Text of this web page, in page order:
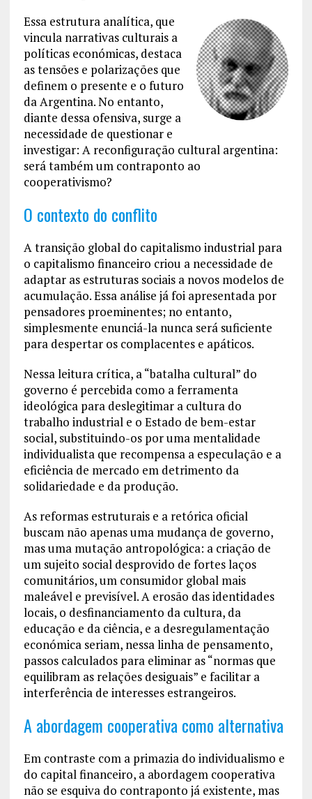
Essa estrutura analítica, que
vincula narrativas culturais a
políticas económicas, destaca
as tensões e polarizações que
definem o presente e o futuro
da Argentina. No entanto,
diante dessa ofensiva, surge a
necessidade de questionar e
investigar: A reconfiguração cultural argentina:
será também um contraponto ao
cooperativismo?
O contexto do conflito
A transição global do capitalismo industrial para
o capitalismo financeiro criou a necessidade de
adaptar as estruturas sociais a novos modelos de
acumulação. Essa análise já foi apresentada por
pensadores proeminentes; no entanto,
simplesmente enunciá-la nunca será suficiente
para despertar os complacentes e apáticos.
Nessa leitura crítica, a “batalha cultural” do
governo é percebida como a ferramenta
ideológica para deslegitimar a cultura do
trabalho industrial e o Estado de bem-estar
social, substituindo-os por uma mentalidade
individualista que recompensa a especulação e a
eficiência de mercado em detrimento da
solidariedade e da produção.
As reformas estruturais e a retórica oficial
buscam não apenas uma mudança de governo,
mas uma mutação antropológica: a criação de
um sujeito social desprovido de fortes laços
comunitários, um consumidor global mais
maleável e previsível. A erosão das identidades
locais, o desfinanciamento da cultura, da
educação e da ciência, e a desregulamentação
económica seriam, nessa linha de pensamento,
passos calculados para eliminar as “normas que
equilibram as relações desiguais” e facilitar a
interferência de interesses estrangeiros.
A abordagem cooperativa como alternativa
Em contraste com a primazia do individualismo e
do capital financeiro, a abordagem cooperativa
não se esquiva do contraponto já existente, mas